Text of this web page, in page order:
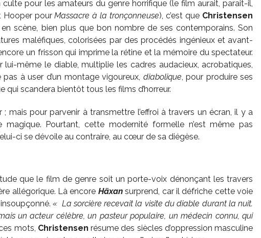
pour les amateurs du genre horrifique (le film aurait, parait-il,
Hooper pourMassacre à la tronçonneuse), c’est que Christensen
scène, bien plus que bon nombre de ses contemporains. Son
maléfiques, colorisées par des procédés ingénieux et avant-
un frisson qui imprime la rétine et la mémoire du spectateur.
lui-même le diable, multiplie les cadres audacieux, acrobatiques,
à user d’un montage vigoureux, diabolique, pour produire ses
qui scandera bientôt tous les films d’horreur.
mais pour parvenir à transmettre l’effroi à travers un écran, il y a
Pourtant, cette modernité formelle n’est même pas
ci se dévoile au contraire, au cœur de sa diégèse.
que le film de genre soit un porte-voix dénonçant les travers
allégorique. Là encore Häxansurprend, car il défriche cette voie
« La sorcière recevait la visite du diable durant la nuit.
un acteur célèbre, un pasteur populaire, un médecin connu, qui
mots, Christensen résume des siècles d’oppression masculine